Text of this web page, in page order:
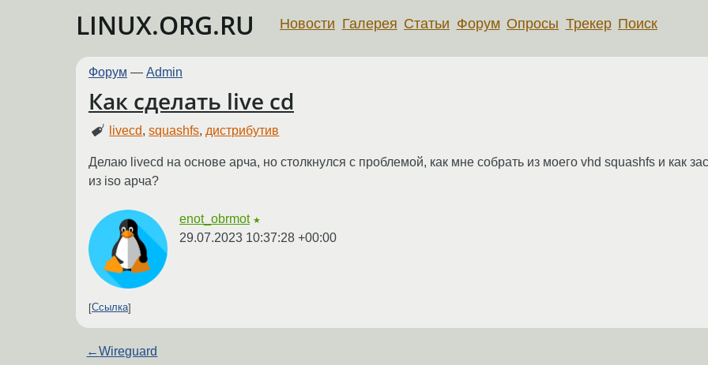
LINUX.ORG.RU Новости Галерея Статьи Форум Опросы Трекер Поиск
Форум — Admin
Как сделать live cd
livecd,squashfs, дистрибутив
Делаю livecd на основе арча, но столкнулся с проблемой, как мне собрать из моего vhd squashfs и как
из iso арча?
enot_obrmot ★
29.07.2023 10:37:28 +00:00
Ссылка
←Wireguard